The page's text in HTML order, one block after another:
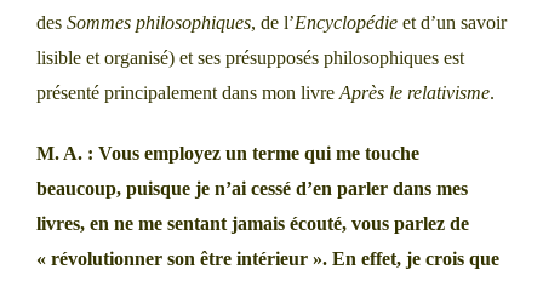
des Sommes philosophiques, de l’Encyclopédie et d’un savoir
lisible et organisé) et ses présupposés philosophiques est
présenté principalement dans mon livre Après le relativisme.
M. A. : Vous employez un terme qui me touche
beaucoup, puisque je n’ai cessé d’en parler dans mes
livres, en ne me sentant jamais écouté, vous parlez de
« révolutionner son être intérieur ». En effet, je crois que